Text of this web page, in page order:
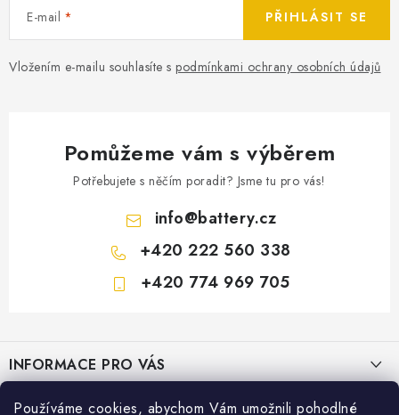
Používáme cookies, abychom Vám umožnili pohodlné
E-mail
Vložením e-mailu souhlasíte s podmínkami ochrany osobních údajů
PŘIHLÁSIT SE
Pomůžeme vám s výběrem
Potřebujete s něčím poradit? Jsme tu pro vás!
info@battery.cz
+420 222 560 338
+420 774 969 705
pINFORMACE PRO VÁS
KONTAKTY
PRODEJNY BATTERY.CZ